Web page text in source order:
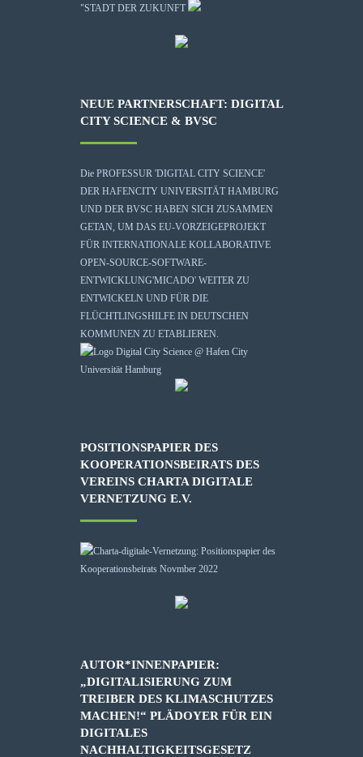
"STADT DER ZUKUNFT
NEUE PARTNERSCHAFT: DIGITAL
CITY SCIENCE & BVSC
Die PROFESSUR 'DIGITAL CITY SCIENCE'
DER HAFENCITY UNIVERSITÄT HAMBURG
UND DER BVSC HABEN SICH ZUSAMMEN
GETAN, UM DAS EU-VORZEIGEPROJEKT
FÜR INTERNATIONALE KOLLABORATIVE
OPEN-SOURCE-SOFTWARE-
ENTWICKLUNG'MICADO' WEITER ZU
ENTWICKELN UND FÜR DIE
FLÜCHTLINGSHILFE IN DEUTSCHEN
KOMMUNEN ZU ETABLIEREN.
POSITIONSPAPIER DES
KOOPERATIONSBEIRATS DES
VEREINS CHARTA DIGITALE
VERNETZUNG E.V.
AUTOR*INNENPAPIER:
„DIGITALISIERUNG ZUM
TREIBER DES KLIMASCHUTZES
MACHEN!“ PLÄDOYER FÜR EIN
DIGITALES
NACHHALTIGKEITSGESETZ